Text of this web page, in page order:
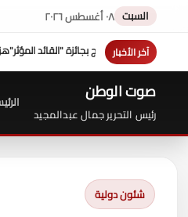
السبت ٠٨ أغسطس ٢٠٢٦
آخر الأخبار
إيران عبدالحليم قنديل
صوت الوطن
رئيس التحرير جمال عبدالمجيد
شئون دولية